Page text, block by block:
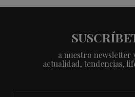
a nuestro newsletter
actualidad, tendencias,